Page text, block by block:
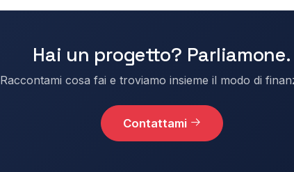
Hai un progetto? Parliamone.
Raccontami cosa fai e troviamo insieme il modo di
Contattami